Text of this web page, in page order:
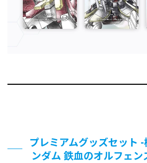
プレミアムグッズセット
ンダム 鉄血のオルフェ